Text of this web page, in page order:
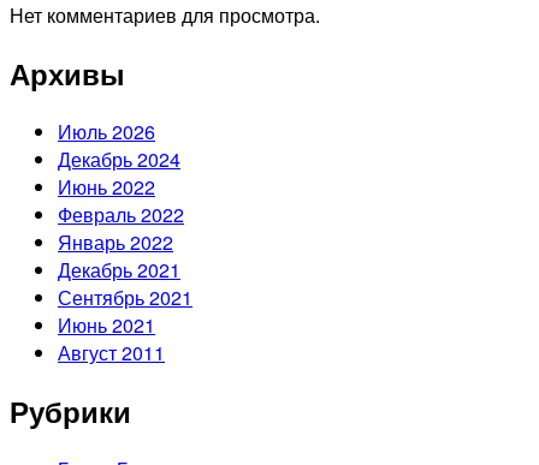
Нет комментариев для просмотра.
Архивы
Июль 2026
Декабрь 2024
Июнь 2022
Февраль 2022
Январь 2022
Декабрь 2021
Сентябрь 2021
Июнь 2021
Август 2011
Рубрики